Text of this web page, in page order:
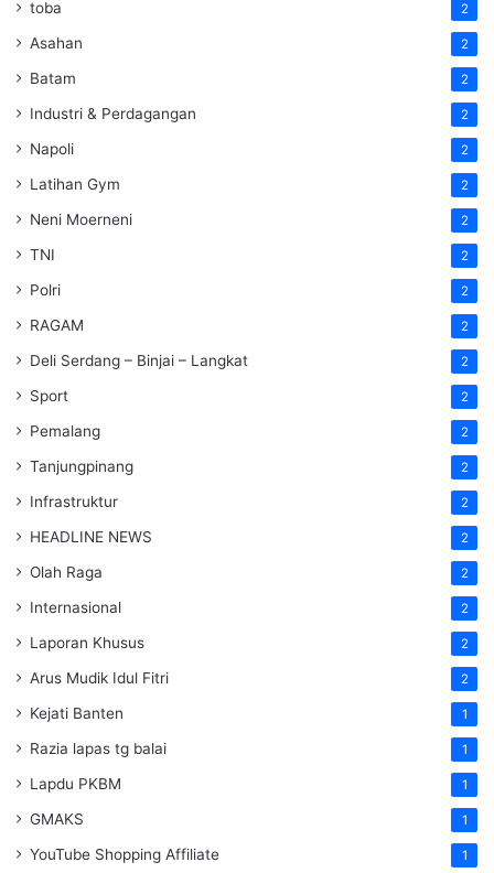
toba 2
Asahan 2
Batam 2
Industri & Perdagangan 2
Napoli 2
Latihan Gym 2
Neni Moerneni 2
TNI 2
Polri 2
RAGAM 2
Deli Serdang – Binjai – Langkat 2
Sport 2
Pemalang 2
Tanjungpinang 2
Infrastruktur 2
HEADLINE NEWS 2
Olah Raga 2
Internasional 2
Laporan Khusus 2
Arus Mudik Idul Fitri 2
Kejati Banten 1
Razia lapas tg balai 1
Lapdu PKBM 1
GMAKS 1
YouTube Shopping Affiliate 1